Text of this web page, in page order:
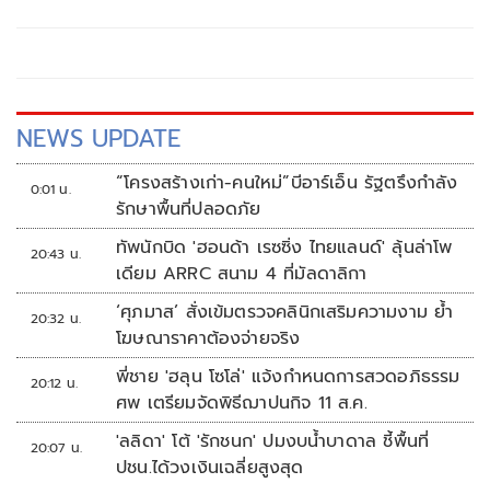
NEWS UPDATE
0:01 น.
“โครงสร้างเก่า-คนใหม่”บีอาร์เอ็น รัฐตรึงกำลัง
รักษาพื้นที่ปลอดภัย
20:43 น.
ทัพนักบิด 'ฮอนด้า เรซซิ่ง ไทยแลนด์' ลุ้นล่าโพ
เดียม ARRC สนาม 4 ที่มัลดาลิกา
20:32 น.
‘ศุภมาส’ สั่งเข้มตรวจคลินิกเสริมความงาม ย้ำ
โฆษณาราคาต้องจ่ายจริง
20:12 น.
พี่ชาย 'ฮลุน โซโล่' แจ้งกำหนดการสวดอภิธรรม
ศพ เตรียมจัดพิธีฌาปนกิจ 11 ส.ค.
20:07 น.
'ลลิดา' โต้ 'รักชนก' ปมงบน้ำบาดาล ชี้พื้นที่
ปชน.ได้วงเงินเฉลี่ยสูงสุด